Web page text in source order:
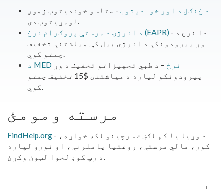
د ځنګل د اور خوندیتوب - ستاسو خوندیتوب زموږ
لومړیتوب دی.
د انرژۍ د مرستې پروګرام نرخ (EAPR) - دا نرخ د
وړ پیرودونکي د انرژي بیل کې میاشتني تخفیف
چمتو کوي.
د MED نرخ – د طبي تجهیزاتو تخفیف د وړ
پیرودونکو لپاره د میاشتنۍ $15 تخفیف چمتو
کوي.
مرسته ومومئ
FindHelp.org - د وړیا یا کم لګښت سرچینو لکه خواړه،
کور، مالي مرستې، روغتیا پاملرنې، او نورو لپاره
د زپ کوډ لخوا لټون وکړئ.